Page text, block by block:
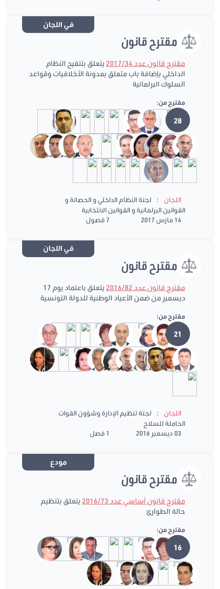
في اللجان
مقترح قانون
مقترح قانون عدد 2017/34
يتعلق بتنقيح النظام
الداخلي بإضافة باب متعلق بمدونة الأخلاقيات وقواعد
السلوك البرلمانية
مقترح من:
28
اللجان :
لجنة النظام الداخلي و الحصانة و
القوانين البرلمانية و القوانين الانتخابية
14 مارس 2017
7 فصول
في اللجان
مقترح قانون
مقترح قانون عدد 2016/82
يتعلق باعتماد يوم 17
ديسمبر من ضمن الأعياد الوطنية للدولة التونسية
مقترح من:
21
اللجان :
لجنة تنظيم الإدارة وشؤون القوات
الحاملة للسلاح
03 ديسمبر 2016
1 فصل
مودع
مقترح قانون
مقترح قانون أساسي عدد 2016/73
يتعلق بتنظيم
حالة الطوارئ
مقترح من:
16